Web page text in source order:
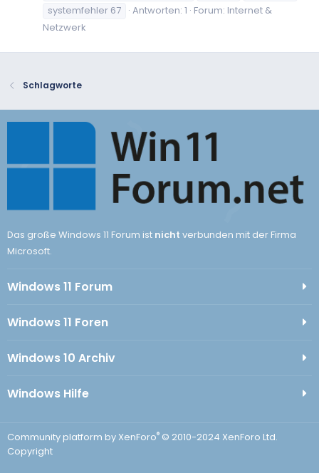
systemfehler 67
Antworten: 1 Forum: Internet &
Netzwerk
Schlagworte
Das große Windows 11 Forum ist nicht verbunden mit der Firma
Microsoft.
Windows 11 Forum
Windows 11 Foren
Windows 10 Archiv
Windows Hilfe
Community platform by XenForo® © 2010-2024 XenForo Ltd.
Copyright